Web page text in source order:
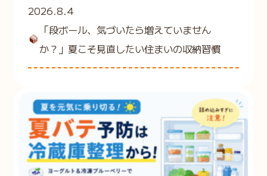
2026.8.4
「段ボール、気づいたら増えていません
か？」夏こそ見直したい住まいの収納習慣